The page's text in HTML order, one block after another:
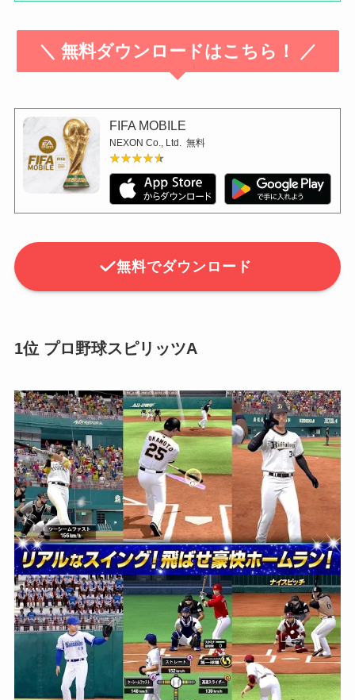
＼ 無料ダウンロードはこちら！ ／
FIFA MOBILE
NEXON Co., Ltd. 無料
★★★★★
★★★★★
無料でダウンロード
1位 プロ野球スピリッツA